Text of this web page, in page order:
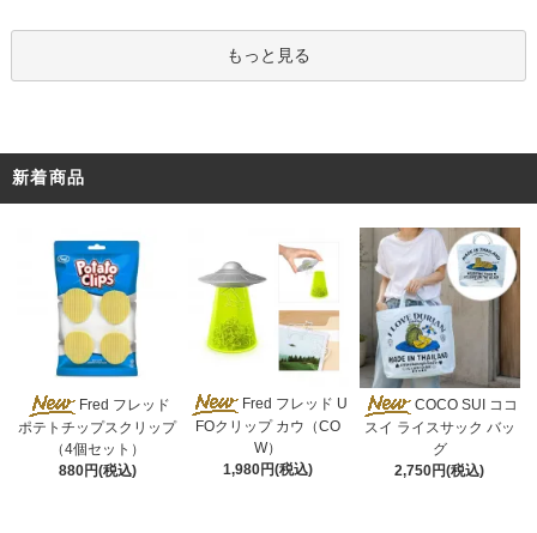
もっと見る
新着商品
Fred フレッド
ポテトチップスクリップ
（4個セット）
880円(税込)
Fred フレッド U
FOクリップ カウ（CO
W）
1,980円(税込)
COCO SUI ココ
スイ ライスサック バッ
グ
2,750円(税込)